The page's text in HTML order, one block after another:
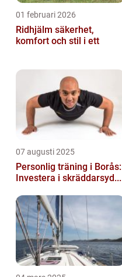
01 februari 2026
Ridhjälm säkerhet,
komfort och stil i ett
07 augusti 2025
Personlig träning i Borås:
Investera i skräddarsyd...